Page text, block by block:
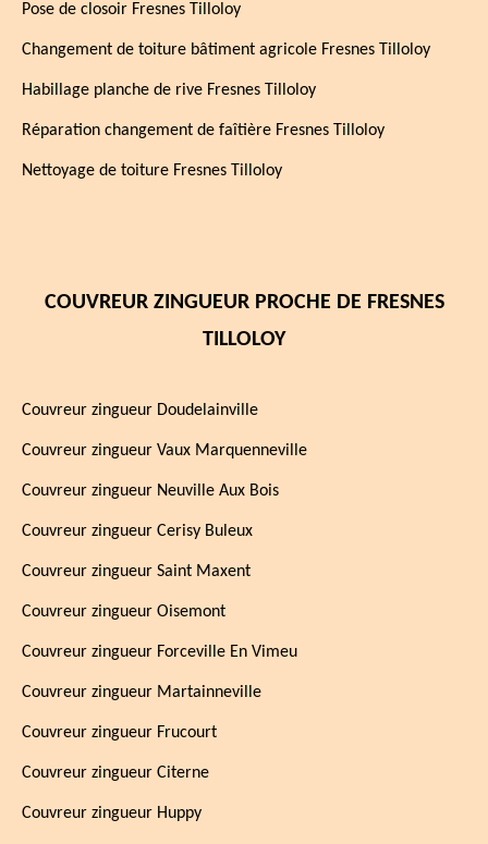
Pose de closoir Fresnes Tilloloy
Changement de toiture bâtiment agricole Fresnes Tilloloy
Habillage planche de rive Fresnes Tilloloy
Réparation changement de faîtière Fresnes Tilloloy
Nettoyage de toiture Fresnes Tilloloy
COUVREUR ZINGUEUR PROCHE DE FRESNES
TILLOLOY
Couvreur zingueur Doudelainville
Couvreur zingueur Vaux Marquenneville
Couvreur zingueur Neuville Aux Bois
Couvreur zingueur Cerisy Buleux
Couvreur zingueur Saint Maxent
Couvreur zingueur Oisemont
Couvreur zingueur Forceville En Vimeu
Couvreur zingueur Martainneville
Couvreur zingueur Frucourt
Couvreur zingueur Citerne
Couvreur zingueur Huppy